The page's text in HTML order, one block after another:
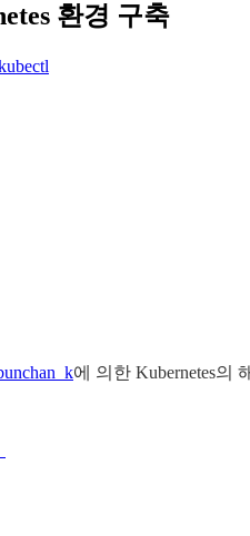
환경 구축
에 의한 Kubernetes의